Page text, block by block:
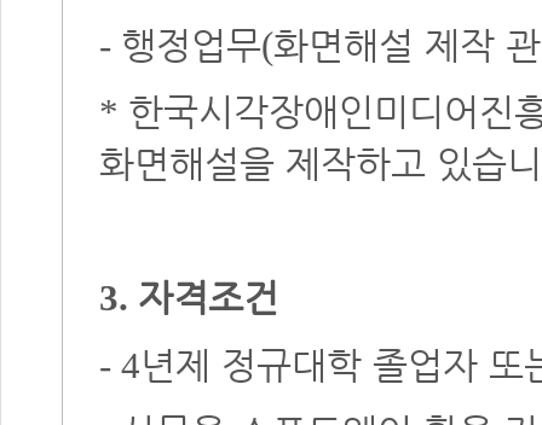
- 행정업무(화면해설 제작
* 한국시각장애인미디어진
화면해설을 제작하고 있습
3. 자격조건
- 4년제 정규대학 졸업자